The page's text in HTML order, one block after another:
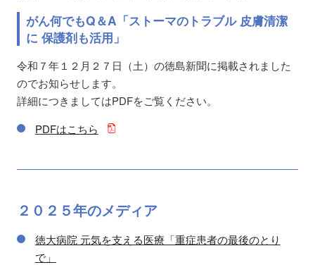
がん何でもQ＆A「ストーマのトラブル 皮膚清潔
に 保護剤も活用」
令和７年１２月２７日（土）の徳島新聞に掲載されました
のでお知らせします。
詳細につきましてはPDFをご覧ください。
PDFはこちら
２０２５年のメディア
徳大病院 元気を支える医療「重症患者の最後のとり
で」